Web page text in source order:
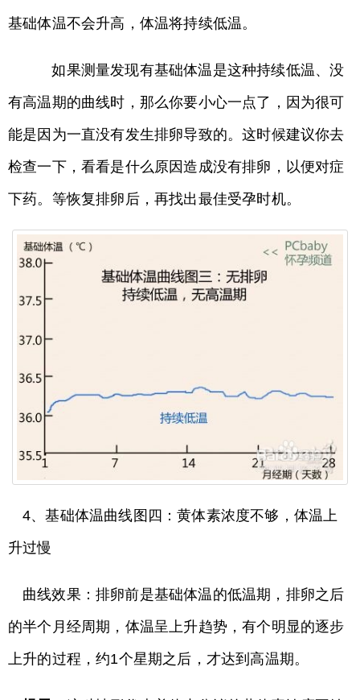
基础体温不会升高，体温将持续低温。
如果测量发现有基础体温是这种持续低温、没
有高温期的曲线时，那么你要小心一点了，因为很可
能是因为一直没有发生排卵导致的。这时候建议你去
检查一下，看看是什么原因造成没有排卵，以便对症
下药。等恢复排卵后，再找出最佳受孕时机。
4、基础体温曲线图四：黄体素浓度不够，体温上
升过慢
曲线效果：排卵前是基础体温的低温期，排卵之后
的半个月经周期，体温呈上升趋势，有个明显的逐步
上升的过程，约1个星期之后，才达到高温期。